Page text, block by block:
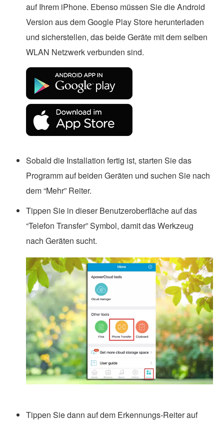
auf Ihrem iPhone. Ebenso müssen Sie die Android
Version aus dem Google Play Store herunterladen
und sicherstellen, das beide Geräte mit dem selben
WLAN Netzwerk verbunden sind.
Sobald die Installation fertig ist, starten Sie das
Programm auf beiden Geräten und suchen Sie nach
dem “Mehr” Reiter.
Tippen Sie in dieser Benutzeroberfläche auf das
“Telefon Transfer” Symbol, damit das Werkzeug
nach Geräten sucht.
Tippen Sie dann auf dem Erkennungs-Reiter auf